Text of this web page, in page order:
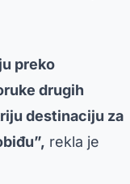
preko
drugih
destinaciju za
rekla je